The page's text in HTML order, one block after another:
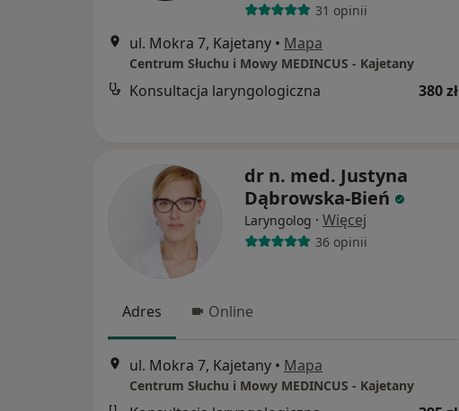
31 opinii
ul. Mokra 7, Kajetany • Mapa
Centrum Słuchu i Mowy MEDINCUS - Kajetany
Konsultacja laryngologiczna 380 zł
dr n. med. Justyna
Dąbrowska-Bień
Laryngolog · Więcej
36 opinii
Adres Online
ul. Mokra 7, Kajetany • Mapa
Centrum Słuchu i Mowy MEDINCUS - Kajetany